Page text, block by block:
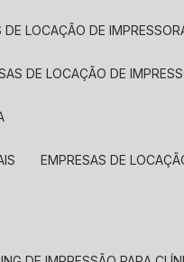
DE LOCAÇÃO DE
DE LOCAÇÃO DE
EMPRESAS DE